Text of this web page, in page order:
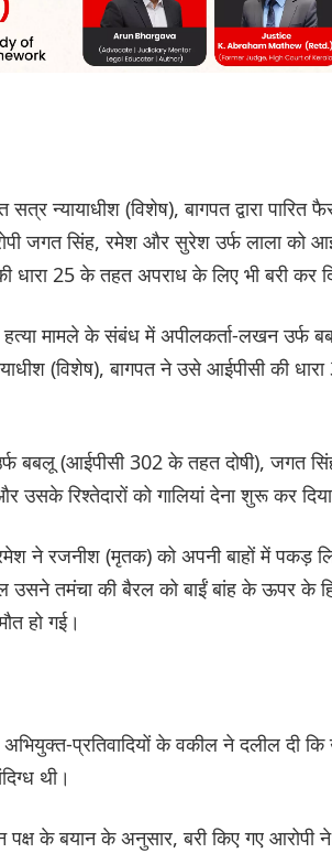
सत्र न्यायाधीश (विशेष), बागपत द्वारा
जगत सिंह, रमेश और सुरेश उर्फ लाला को
धारा 25 के तहत अपराध के लिए भी बरी कर
मामले के संबंध में अपीलकर्ता-लखन उर्फ
(विशेष), बागपत ने उसे आईपीसी की
बबलू (आईपीसी 302 के तहत दोषी), जगत
रिश्तेदारों को गालियां देना शुरू कर
ने रजनीश (मृतक) को अपनी बाहों में पकड़
तमंचा की बैरल को बाईं बांह के ऊपर के
हो गई।
प्रतिवादियों के वकील ने दलील दी कि
थी।
के बयान के अनुसार, बरी किए गए आरोपी ने